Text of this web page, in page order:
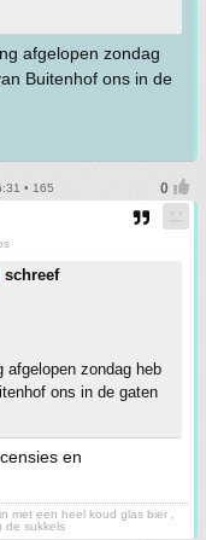
afgelopen zondag
Buitenhof ons in de
• 165
schreef
afgelopen zondag heb
ons in de gaten
en
met een heel koud glas bier ,
de sukkels